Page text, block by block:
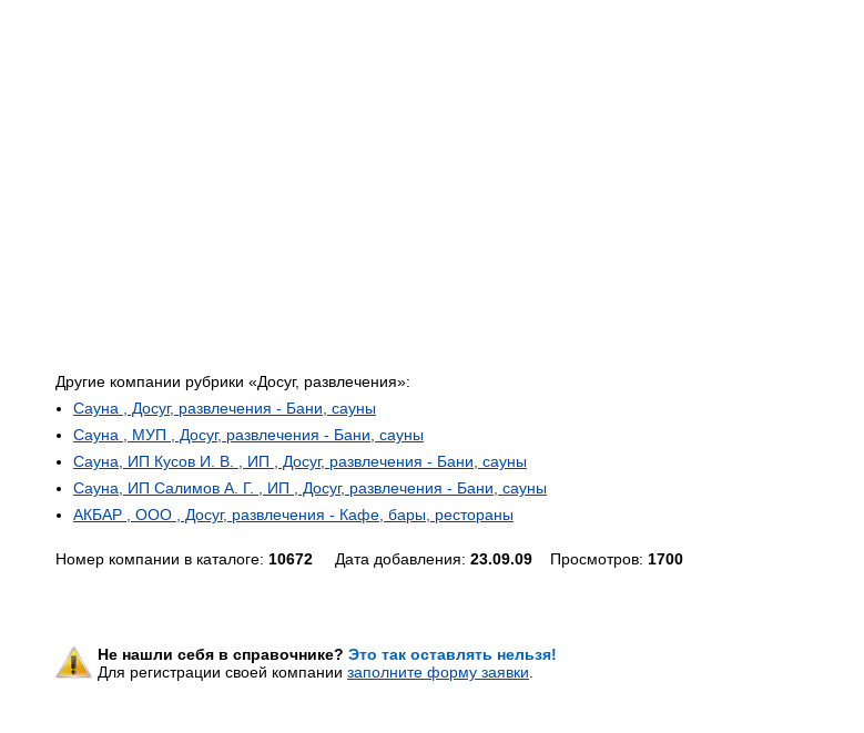
Другие компании рубрики «Досуг, развлечения»:
Сауна , Досуг, развлечения - Бани, сауны
Сауна , МУП , Досуг, развлечения - Бани, сауны
Сауна, ИП Кусов И. В. , ИП , Досуг, развлечения - Бани, сауны
Сауна, ИП Салимов А. Г. , ИП , Досуг, развлечения - Бани, сауны
АКБАР , ООО , Досуг, развлечения - Кафе, бары, рестораны
Номер компании в каталоге: 10672 Дата добавления: 23.09.09 Просмотров: 1700
Не нашли себя в справочнике? Это так оставлять нельзя!
Для регистрации своей компании заполните форму заявки